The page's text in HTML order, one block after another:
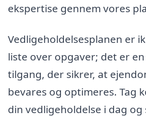
ekspertise gennem vores
Vedligeholdelsesplanen er
liste over opgaver; det er
tilgang, der sikrer, at
bevares og optimeres. Tag
din vedligeholdelse i dag og